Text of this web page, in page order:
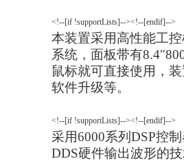
<!--[if !supportLists]--><!--[endif]-->
本装置采用高性能工
系统，面板带有
鼠标就可直接使用，
软件升级等。
<!--[if !supportLists]--><!--[endif]-->
采用6000系列DSP控
DDS硬件输出波形的